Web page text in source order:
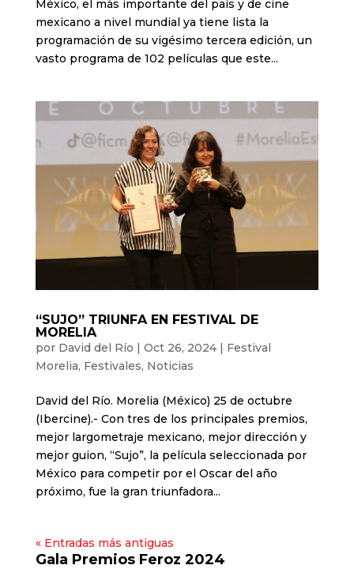
México, el más importante del país y de cine
mexicano a nivel mundial ya tiene lista la
programación de su vigésimo tercera edición, un
vasto programa de 102 películas que este...
“SUJO” TRIUNFA EN FESTIVAL DE
MORELIA
por David del Río | Oct 26, 2024| Festival
Morelia, Festivales, Noticias
David del Río. Morelia (México) 25 de octubre
(Ibercine).- Con tres de los principales premios,
mejor largometraje mexicano, mejor dirección y
mejor guion, “Sujo”, la película seleccionada por
México para competir por el Oscar del año
próximo, fue la gran triunfadora...
« Entradas más antiguas
Gala Premios Feroz 2024